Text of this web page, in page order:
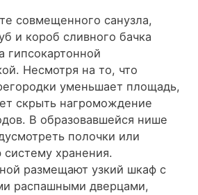
совмещенного санузла,
и короб сливного бачка
гипсокартонной
. Несмотря на то, что
уменьшает площадь,
скрыть нагромождение
В образовавшейся нише
полочки или
хранения.
размещают узкий шкаф с
распашными дверцами,